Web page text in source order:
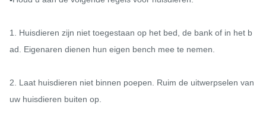
1. Huisdieren zijn niet toegestaan ​​op het bed, de bank of in het b
ad. Eigenaren dienen hun eigen bench mee te nemen.
2. Laat huisdieren niet binnen poepen. Ruim de uitwerpselen van
uw huisdieren buiten op.